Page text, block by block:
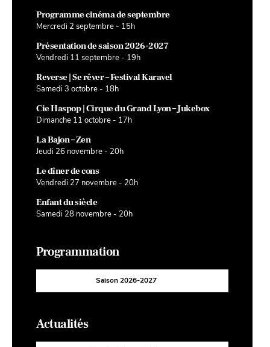
Programme cinéma de septembre
Mercredi 2 septembre - 15h
Présentation de saison 2026-2027
Vendredi 11 septembre - 19h
Reverse | Se rêver – Festival Karavel
Samedi 3 octobre - 18h
Cie Haspop | Cirque du Grand Lyon – Jukebox
Dimanche 11 octobre - 17h
La Bajon – Zen
Jeudi 26 novembre - 20h
Le dîner de cons
Vendredi 27 novembre - 20h
Enfant du siècle
Samedi 28 novembre - 20h
Programmation
Saison 2026-2027
Actualités